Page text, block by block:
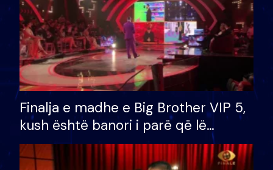
Finalja e madhe e Big Brother VIP 5,
kush është banori i parë që lë
shtëpinë dhe humb mundësinë për
të fituar çmimin e madh